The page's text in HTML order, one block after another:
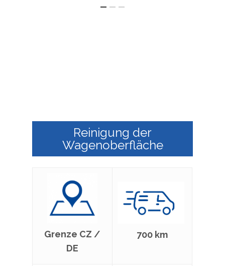
Reinigung der
Wagenoberfläche
Grenze CZ /
DE
700 km